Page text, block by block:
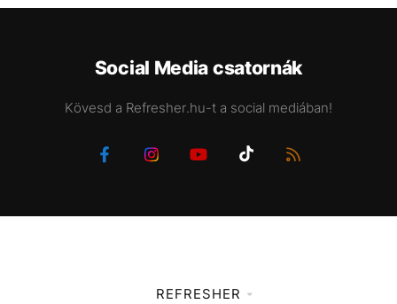
Social Media csatornák
Kövesd a Refresher.hu-t a social mediában!
REFRESHER